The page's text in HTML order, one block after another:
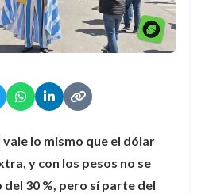
lo mismo que el dólar
y con los pesos no se
30 %, pero sí parte del